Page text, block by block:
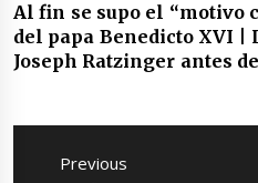
Al fin se supo el “motivo
del papa Benedicto XVI |
Joseph Ratzinger antes
Navegación
Previous